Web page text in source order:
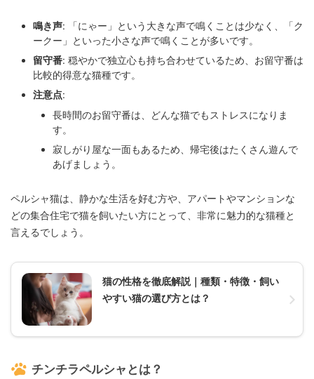
鳴き声: 「にゃー」という大きな声で鳴くことは少なく、「ク
ークー」といった小さな声で鳴くことが多いです。
留守番: 穏やかで独立心も持ち合わせているため、お留守番は
比較的得意な猫種です。
注意点:
長時間のお留守番は、どんな猫でもストレスになりま
す。
寂しがり屋な一面もあるため、帰宅後はたくさん遊んで
あげましょう。
ペルシャ猫は、静かな生活を好む方や、アパートやマンションな
どの集合住宅で猫を飼いたい方にとって、非常に魅力的な猫種と
言えるでしょう。
猫の性格を徹底解説｜種類・特徴・飼い
やすい猫の選び方とは？
チンチラペルシャとは？